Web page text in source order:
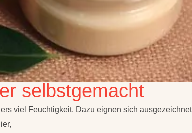
selbstgemacht
viel Feuchtigkeit. Dazu eignen sich ausgezeichnet